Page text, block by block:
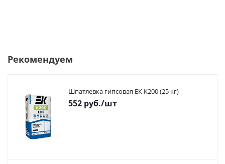
Рекомендуем
Шпатлевка гипсовая ЕК К200 (25 кг)
552 руб./шт